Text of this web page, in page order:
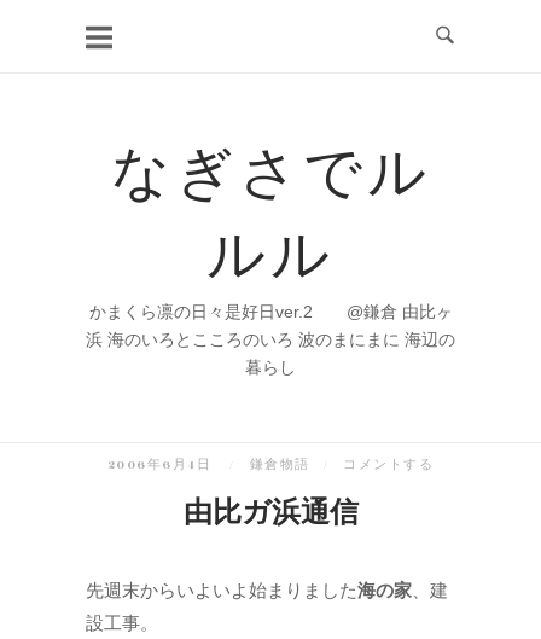
なぎさでル
ルル
かまくら凛の日々是好日ver.2 @鎌倉 由比ヶ
浜 海のいろとこころのいろ 波のまにまに 海辺の
暮らし
2006年6月4日 鎌倉物語 コメントする
由比ガ浜通信
先週末からいよいよ始まりました海の家 、建
設工事。